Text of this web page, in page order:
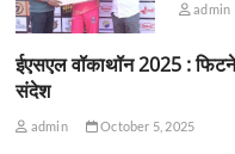
admin
ईएसएल वॉकाथॉन 2025 :
संदेश
admin October 5, 2025